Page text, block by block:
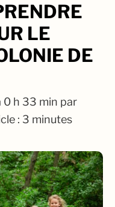
LE
DE
0 h 33 min par
: 3 minutes